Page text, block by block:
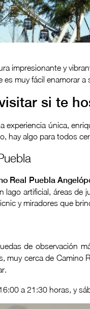
impresionante y
muy fácil enamorar
si te
experiencia única,
hay algo para todos
Real Puebla
artificial, áreas de
y miradores que
de observación
muy cerca de
a 21:30 horas, y